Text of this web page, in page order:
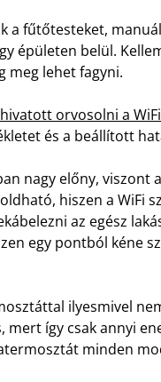
a fűtőtesteket,
épületen belül.
meg lehet fagyni.
hivatott orvosolni a
és a beállított
nagy előny, viszont
hiszen a WiFi
az egész
egy pontból kéne
ilyesmivel
mert így csak annyi
minden